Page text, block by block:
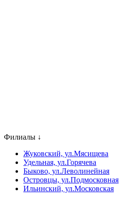
Филиалы ↓
Жуковский, ул.Мясищева
Удельная, ул.Горячева
Быково, ул.Леволинейная
Островцы, ул.Подмосковная
Ильинский, ул.Московская